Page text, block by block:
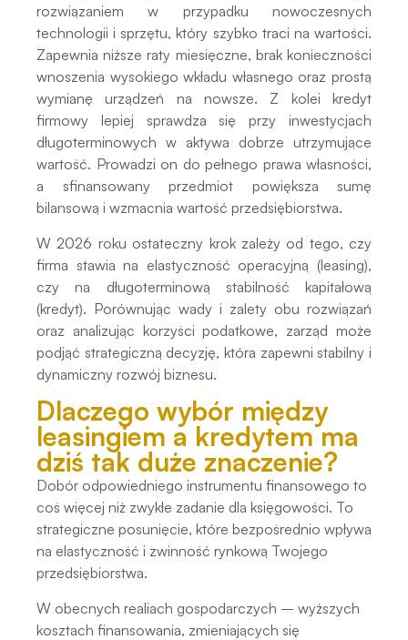
rozwiązaniem w przypadku nowoczesnych
technologii i sprzętu, który szybko traci na wartości.
Zapewnia niższe raty miesięczne, brak konieczności
wnoszenia wysokiego wkładu własnego oraz prostą
wymianę urządzeń na nowsze. Z kolei kredyt
firmowy lepiej sprawdza się przy inwestycjach
długoterminowych w aktywa dobrze utrzymujące
wartość. Prowadzi on do pełnego prawa własności,
a sfinansowany przedmiot powiększa sumę
bilansową i wzmacnia wartość przedsiębiorstwa.
W 2026 roku ostateczny krok zależy od tego, czy
firma stawia na elastyczność operacyjną (leasing),
czy na długoterminową stabilność kapitałową
(kredyt). Porównując wady i zalety obu rozwiązań
oraz analizując korzyści podatkowe, zarząd może
podjąć strategiczną decyzję, która zapewni stabilny i
dynamiczny rozwój biznesu.
Dlaczego wybór między
leasingiem a kredytem ma
dziś tak duże znaczenie?
Dobór odpowiedniego instrumentu finansowego to
coś więcej niż zwykłe zadanie dla księgowości. To
strategiczne posunięcie, które bezpośrednio wpływa
na elastyczność i zwinność rynkową Twojego
przedsiębiorstwa.
W obecnych realiach gospodarczych – wyższych
kosztach finansowania, zmieniających się